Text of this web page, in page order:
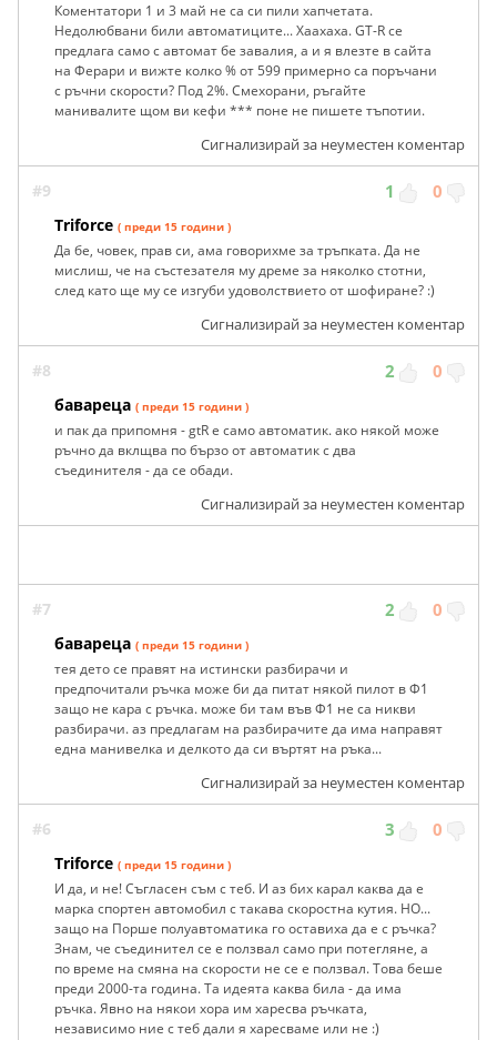
Коментатори 1 и 3 май не са си пили хапчетата.
Недолюбвани били автоматиците... Хаахаха. GT-R се
предлага само с автомат бе завалия, а и я влезте в сайта
на Ферари и вижте колко % от 599 примерно са поръчани
с ръчни скорости? Под 2%. Смехорани, ръгайте
манивалите щом ви кефи *** поне не пишете тъпотии.
Сигнализирай за неуместен коментар
#9 1 0
Triforce ( преди 15 години )
Да бе, човек, прав си, ама говорихме за тръпката. Да не
мислиш, че на състезателя му дреме за няколко стотни,
след като ще му се изгуби удоволствието от шофиране? :)
Сигнализирай за неуместен коментар
#8 2 0
бавареца ( преди 15 години )
и пак да припомня - gtR е само автоматик. ако някой може
ръчно да вклщва по бързо от автоматик с два
съединителя - да се обади.
Сигнализирай за неуместен коментар
#7 2 0
бавареца ( преди 15 години )
тея дето се правят на истински разбирачи и
предпочитали ръчка може би да питат някой пилот в Ф1
защо не кара с ръчка. може би там във Ф1 не са никви
разбирачи. аз предлагам на разбирачите да има направят
една манивелка и делкото да си въртят на ръка...
Сигнализирай за неуместен коментар
#6 3 0
Triforce ( преди 15 години )
И да, и не! Съгласен съм с теб. И аз бих карал каква да е
марка спортен автомобил с такава скоростна кутия. НО...
защо на Порше полуавтоматика го оставиха да е с ръчка?
Знам, че съединител се е ползвал само при потегляне, а
по време на смяна на скорости не се е ползвал. Това беше
преди 2000-та година. Та идеята каква била - да има
ръчка. Явно на някои хора им харесва ръчката,
независимо ние с теб дали я харесваме или не :)